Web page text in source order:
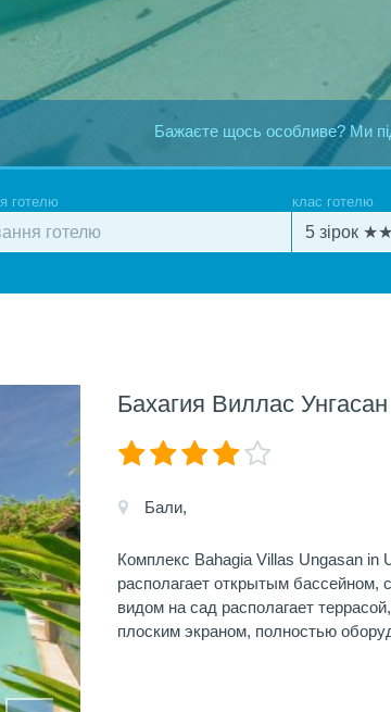
Бажаєте щось особливе? Ми
готелю клас готелю
Бахагия Виллас Унгасан
Бали,
Комплекс Bahagia Villas Ungasan in
располагает открытым
видом на сад располагает
плоским экраном, полностью